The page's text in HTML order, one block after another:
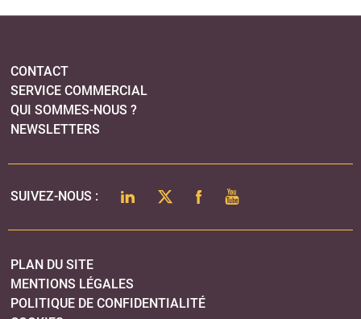
MENTIONS LÉGALES
POLITIQUE DE CONFIDENTIALITÉ
COOKIES